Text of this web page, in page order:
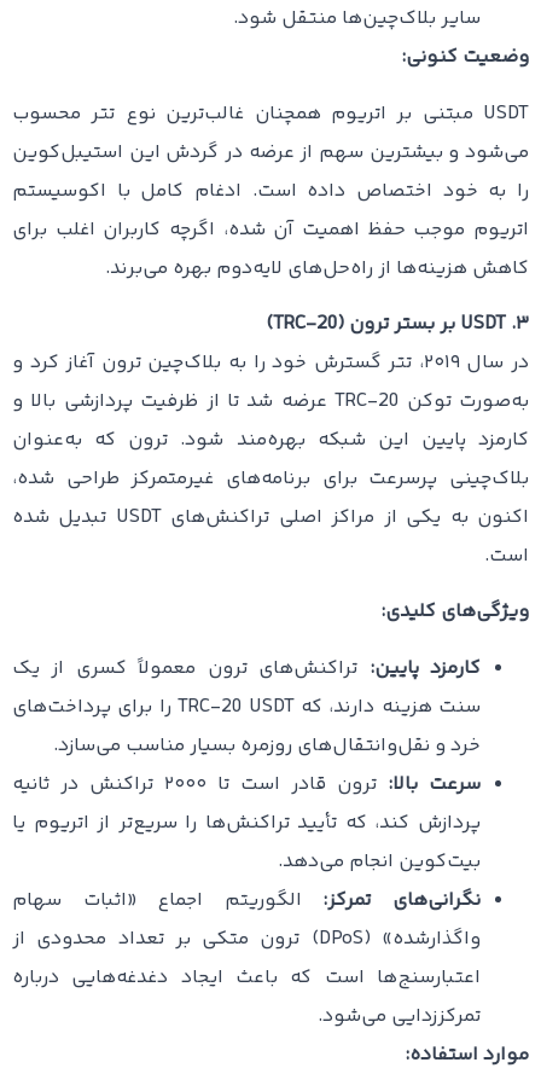
سایر بلاک‌چین‌ها منتقل شود.
وضعیت کنونی:
USDT مبتنی بر اتریوم همچنان غالب‌ترین نوع تتر محسوب
می‌شود و بیشترین سهم از عرضه در گردش این استیبل‌کوین
را به خود اختصاص داده است. ادغام کامل با اکوسیستم
اتریوم موجب حفظ اهمیت آن شده، اگرچه کاربران اغلب برای
کاهش هزینه‌ها از راه‌حل‌های لایه‌دوم بهره می‌برند.
۳. USDT بر بستر ترون (TRC-20)
در سال ۲۰۱۹، تتر گسترش خود را به بلاک‌چین ترون آغاز کرد و
به‌صورت توکن TRC-20 عرضه شد تا از ظرفیت پردازشی بالا و
کارمزد پایین این شبکه بهره‌مند شود. ترون که به‌عنوان
بلاک‌چینی پرسرعت برای برنامه‌های غیرمتمرکز طراحی شده،
اکنون به یکی از مراکز اصلی تراکنش‌های USDT تبدیل شده
است.
ویژگی‌های کلیدی:
کارمزد پایین: تراکنش‌های ترون معمولاً کسری از یک
سنت هزینه دارند، که TRC-20 USDT را برای پرداخت‌های
خرد و نقل‌و‌انتقال‌های روزمره بسیار مناسب می‌سازد.
سرعت بالا:
ترون قادر است تا ۲۰۰۰ تراکنش در ثانیه
پردازش کند، که تأیید تراکنش‌ها را سریع‌تر از اتریوم یا
بیت‌کوین انجام می‌دهد.
نگرانی‌های تمرکز: الگوریتم اجماع «اثبات سهام
واگذار‌شده» (DPoS) ترون متکی بر تعداد محدودی از
اعتبارسنج‌ها است که باعث ایجاد دغدغه‌هایی درباره
تمرکززدایی می‌شود.
موارد استفاده: